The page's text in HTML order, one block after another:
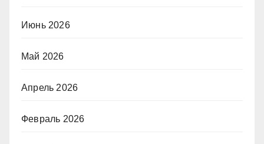
Июнь 2026
Май 2026
Апрель 2026
Февраль 2026